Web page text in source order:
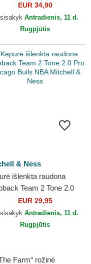
ART DEAD Marilyn
Įžymybės...
EUR 34,90
Antradienis, 11 d.
Rugpjūtis
& Ness
išlenkta raudona
Team 2 Tone 2.0
Chicago Bulls NBA
& Ness
EUR 29,95
Antradienis, 11 d.
Rugpjūtis
Farm“ rožinė